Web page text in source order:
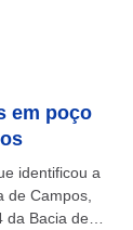
em poço
identificou a
de Campos,
da Bacia de